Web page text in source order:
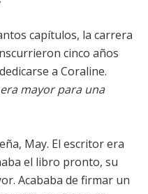
capítulos, la carrera
cinco años
a Coraline.
mayor para una
May. El escritor era
el libro pronto, su
Acababa de firmar un